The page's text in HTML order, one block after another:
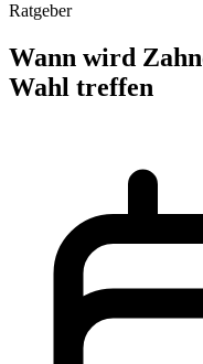
Ratgeber
Wann wird
Wahl treffen